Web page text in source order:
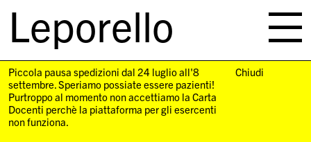
Leporello
navigation
Piccola pausa spedizioni dal 24 luglio all'8
settembre. Speriamo possiate essere pazienti!
Purtroppo al momento non accettiamo la Carta
Docenti perchè la piattaforma per gli esercenti
non funziona.
Chiudi